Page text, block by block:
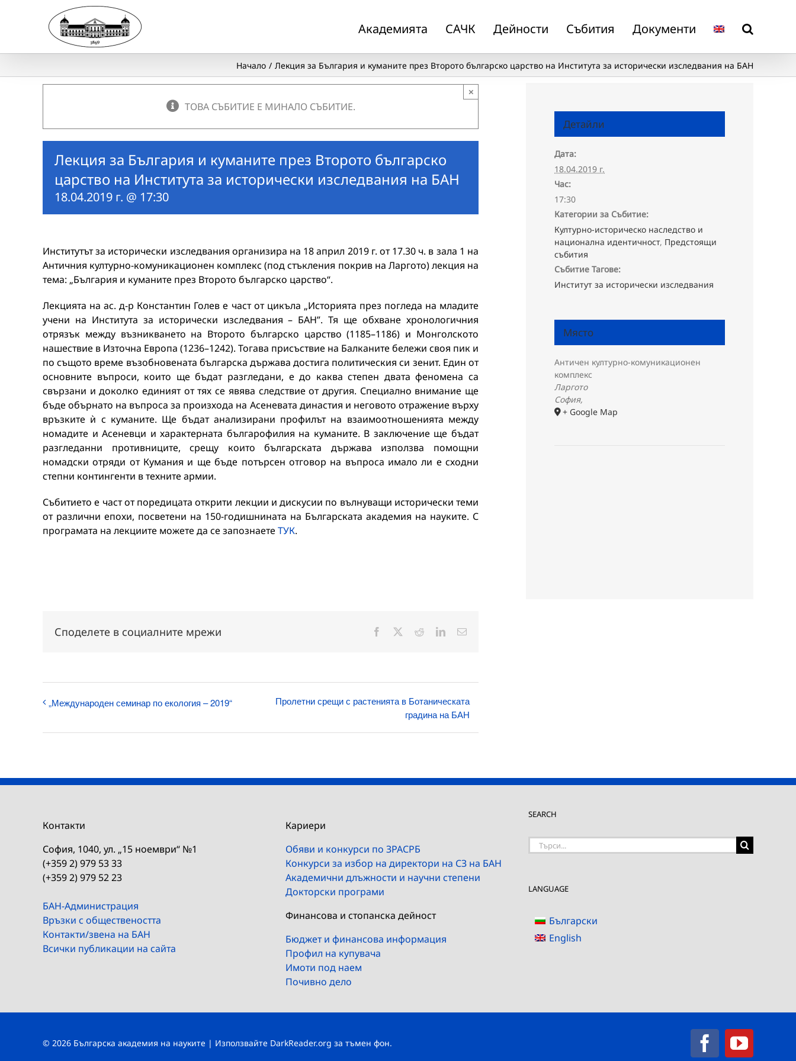
Академията САЧК Дейности Събития Документи
Начало Лекция за България и куманите през Второто българско царство на Института за исторически изследвания на БАН
ТОВА СЪБИТИЕ Е МИНАЛО СЪБИТИЕ.
×
Лекция за България и куманите през Второто българско
царство на Института за исторически изследвания на БАН
18.04.2019 г. @ 17:30
Институтът за исторически изследвания организира на 18 април 2019 г. от 17.30 ч. в зала 1 на
Античния културно-комуникационен комплекс (под стъкления покрив на Ларгото) лекция на
тема: „България и куманите през Второто българско царство“.
Лекцията на ас. д-р Константин Голев е част от цикъла „Историята през погледа на младите
учени на Института за исторически изследвания – БАН”. Тя ще обхване хронологичния
отрязък между възникването на Второто българско царство (1185–1186) и Монголското
нашествие в Източна Европа (1236–1242). Тогава присъствие на Балканите бележи своя пик и
по същото време възобновената българска държава достига политическия си зенит. Един от
основните въпроси, които ще бъдат разгледани, е до каква степен двата феномена са
свързани и доколко единият от тях се явява следствие от другия. Специално внимание ще
бъде обърнато на въпроса за произхода на Асеневата династия и неговото отражение върху
връзките ѝ с куманите. Ще бъдат анализирани профилът на взаимоотношенията между
номадите и Асеневци и характерната българофилия на куманите. В заключение ще бъдат
разгледанни противниците, срещу които българската държава използва помощни
номадски отряди от Кумания и ще бъде потърсен отговор на въпроса имало ли е сходни
степни контингенти в техните армии.
Събитието е част от поредицата открити лекции и дискусии по вълнуващи исторически теми
от различни епохи, посветени на 150-годишнината на Българската академия на науките. С
програмата на лекциите можете да се запознаете ТУК.
Споделете в социалните мрежи Facebook RedditLinkedInЕлектронна
„Международен семинар по екология – 2019“
Пролетни срещи с растенията в Ботаническата
градина на БАН
Детайли
Дата:
18.04.2019 г.
Час:
17:30
Категории за Събитие:
Културно-историческо наследство и
национална идентичност, Предстоящи
събития
Събитие Тагове:
Институт за исторически изследвания
Място
Античен културно-комуникационен
комплекс
Ларгото
София,
+ Google Map
Контакти
София, 1040, ул. „15 ноември“ №1
(+359 2) 979 53 33
(+359 2) 979 52 23
БАН-Администрация
Връзки с обществеността
Контакти/звена на БАН
Всички публикации на сайта
Кариери
Обяви и конкурси по ЗРАСРБ
Конкурси за избор на директори на СЗ на БАН
Академични длъжности и научни степени
Докторски програми
Финансова и стопанска дейност
Бюджет и финансова информация
Профил на купувача
Имоти под наем
Почивно дело
SEARCH
Търсене
LANGUAGE
Български
English
© 2026 Българска академия на науките | Използвайте DarkReader.org за тъмен фон. Facebook